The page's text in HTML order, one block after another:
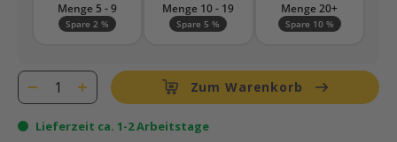
Menge 5 - 9
Spare 2 %
Menge 10 - 19
Spare 5 %
Menge 20+
Spare 10 %
Zum Warenkorb
Lieferzeit ca. 1-2 Arbeitstage